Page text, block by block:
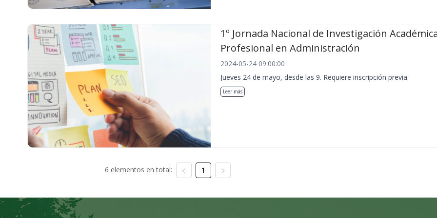
1º Jornada Nacional de Investigación
Profesional en Administración
2024-05-24 09:00:00
Jueves 24 de mayo, desde las 9. Requiere inscripción previa.
Leer más
6 elementos en total: 1